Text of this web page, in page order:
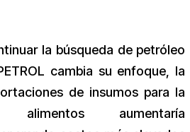
la búsqueda de petróleo
cambia su enfoque, la
de insumos para la
aumentaría